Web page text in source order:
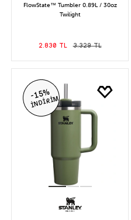
FlowState™ Tumbler 0.89L / 30oz
Twilight
2.830 TL 3.329 TL
-15%
İNDİRİM